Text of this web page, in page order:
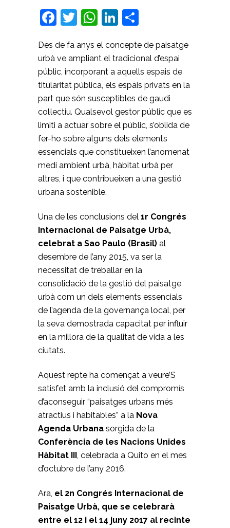
Facebook
Twitter
WhatsApp
LinkedIn
Des de fa anys el concepte de paisatge
urbà ve ampliant el tradicional d’espai
públic, incorporant a aquells espais de
titularitat pública, els espais privats en la
part que són susceptibles de gaudi
col·lectiu. Qualsevol gestor públic que es
limiti a actuar sobre el públic, s’oblida de
fer-ho sobre alguns dels elements
essencials que constitueixen l’anomenat
medi ambient urbà, hàbitat urbà per
altres, i que contribueixen a una gestió
urbana sostenible.
Una de les conclusions del 1r Congrés
Internacional de Paisatge Urbà,
celebrat a Sao Paulo (Brasil) al
desembre de l’any 2015, va ser la
necessitat de treballar en la
consolidació de la gestió del paisatge
urbà com un dels elements essencials
de l’agenda de la governança local, per
la seva demostrada capacitat per influir
en la millora de la qualitat de vida a les
ciutats.
Aquest repte ha començat a veure’S
satisfet amb la inclusió del compromís
d’aconseguir “paisatges urbans més
atractius i habitables” a la Nova
Agenda Urbana sorgida de la
Conferència de les Nacions Unides
Hàbitat III, celebrada a Quito en el mes
d’octubre de l’any 2016.
Ara, el 2n Congrés Internacional de
Paisatge Urbà, que se celebrarà
entre el 12 i el 14 juny 2017 al recinte